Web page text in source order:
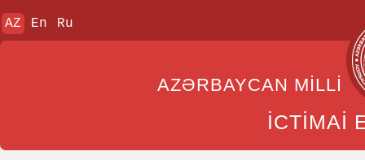
AZ En Ru
AZƏRBAYCAN
İCTİMAİ